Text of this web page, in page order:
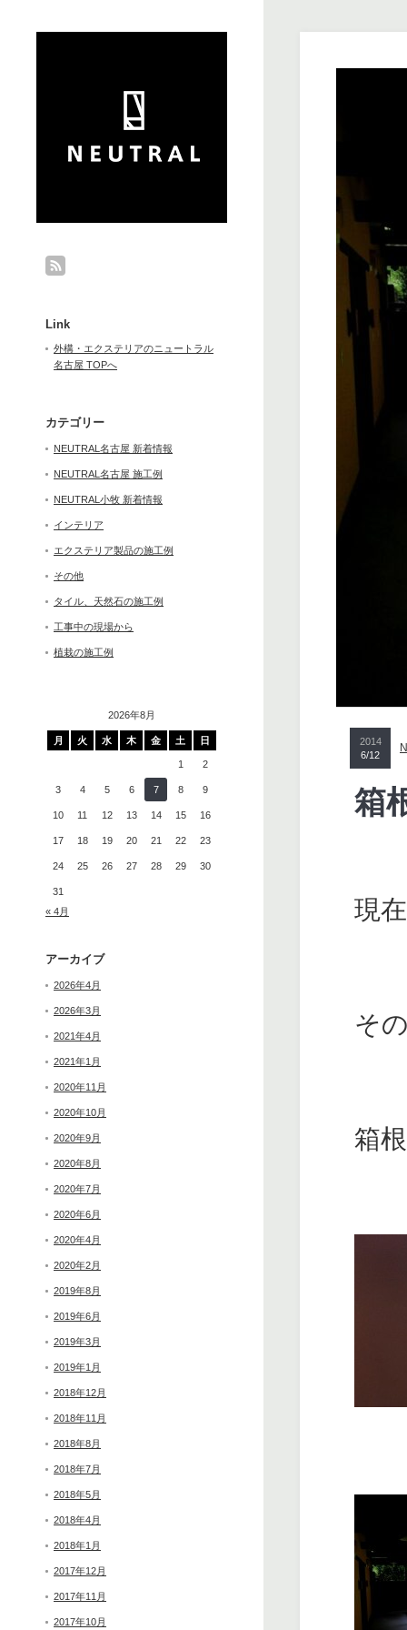
Link
外構・エクステリアのニュートラル
名古屋 TOPへ
カテゴリー
NEUTRAL名古屋 新着情報
NEUTRAL名古屋 施工例
NEUTRAL小牧 新着情報
インテリア
エクステリア製品の施工例
その他
タイル、天然石の施工例
工事中の現場から
植栽の施工例
2026年8月
月 火 水 木 金 土 日
1 2
3 4 5 6 7 8 9
10 11 12 13 14 15 16
17 18 19 20 21 22 23
24 25 26 27 28 29 30
31
« 4月
アーカイブ
2026年4月
2026年3月
2021年4月
2021年1月
2020年11月
2020年10月
2020年9月
2020年8月
2020年7月
2020年6月
2020年4月
2020年2月
2019年8月
2019年6月
2019年3月
2019年1月
2018年12月
2018年11月
2018年8月
2018年7月
2018年5月
2018年4月
2018年1月
2017年12月
2017年11月
2017年10月
2014
6/12
箱
現
そ
箱